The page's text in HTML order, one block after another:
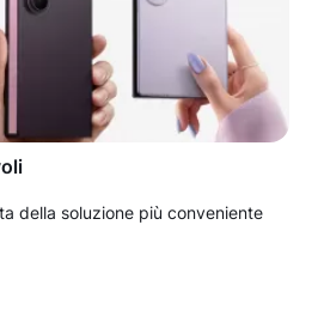
della soluzione più conveniente